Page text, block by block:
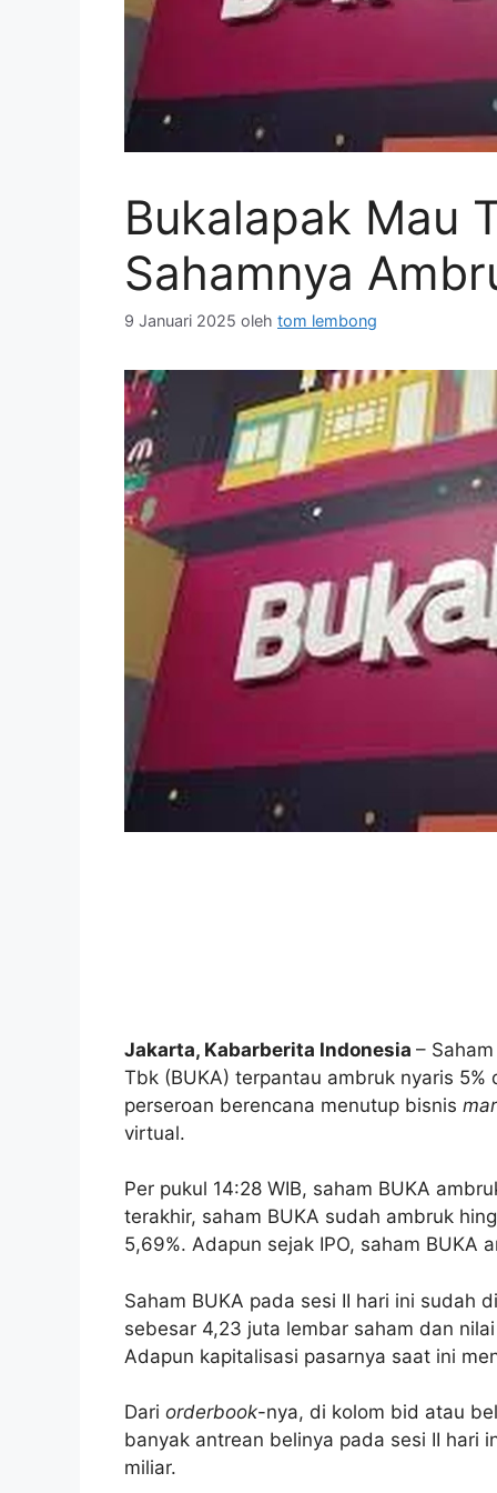
Bukalapak Mau
Sahamnya
9 Januari 2025 oleh tom lembong
Jakarta, Kabarberita Indonesia –
Tbk (BUKA) terpantau ambruk nyaris
perseroan berencana menutup bisnis
virtual.
Per pukul 14:28 WIB, saham BUKA
terakhir, saham BUKA sudah ambruk
5,69%. Adapun sejak IPO, saham BUKA
Saham BUKA pada sesi II hari ini sudah
sebesar 4,23 juta lembar saham dan
Adapun kapitalisasi pasarnya saat ini
Dari orderbook-nya, di kolom bid atau
banyak antrean belinya pada sesi II hari
miliar.